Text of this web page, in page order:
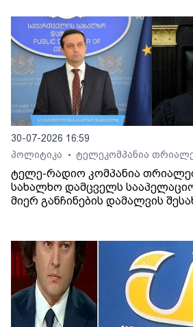
30-07-2026 16:59
პოლიტიკა
• ტელეკომპანია
ტელე-რადიო კომპანია
სახალხო დამცველს
მიერ განჩინების დამალვის